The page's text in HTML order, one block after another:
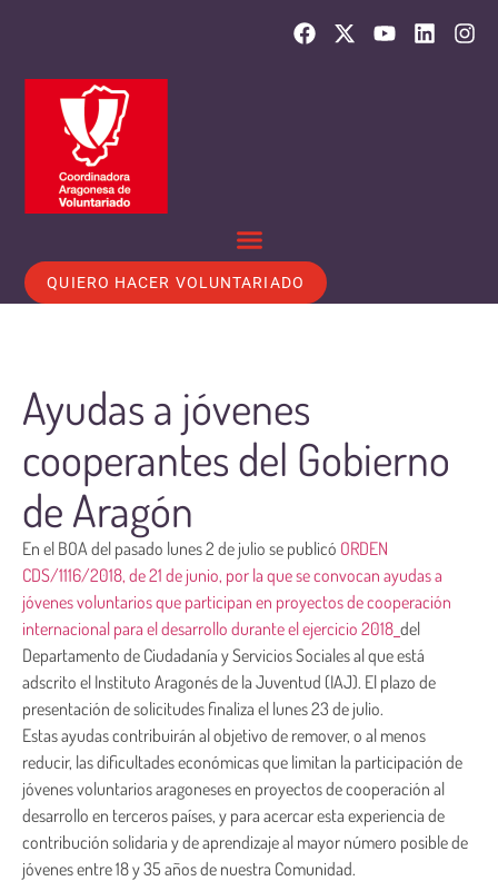
QUIERO HACER VOLUNTARIADO
Ayudas a jóvenes
cooperantes del Gobierno
de Aragón
En el BOA del pasado lunes 2 de julio se publicó ORDEN
CDS/1116/2018, de 21 de junio, por la que se convocan ayudas a
jóvenes voluntarios que participan en proyectos de cooperación
internacional para el desarrollo durante el ejercicio 2018 del
Departamento de Ciudadanía y Servicios Sociales al que está
adscrito el Instituto Aragonés de la Juventud (IAJ). El plazo de
presentación de solicitudes finaliza el lunes 23 de julio.
Estas ayudas contribuirán al objetivo de remover, o al menos
reducir, las dificultades económicas que limitan la participación de
jóvenes voluntarios aragoneses en proyectos de cooperación al
desarrollo en terceros países, y para acercar esta experiencia de
contribución solidaria y de aprendizaje al mayor número posible de
jóvenes entre 18 y 35 años de nuestra Comunidad.